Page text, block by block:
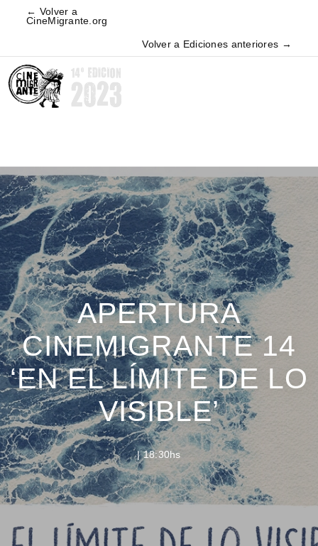
← Volver a
CineMigrante.org
Volver a Ediciones anteriores →
APERTURA
CINEMIGRANTE 14
‘EN EL LÍMITE DE LO
VISIBLE’
| 18:30hs